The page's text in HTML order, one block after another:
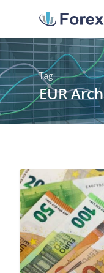
Tag
EUR